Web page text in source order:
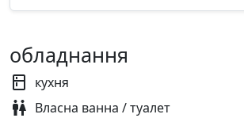
обладнання
кухня
Власна ванна / туалет